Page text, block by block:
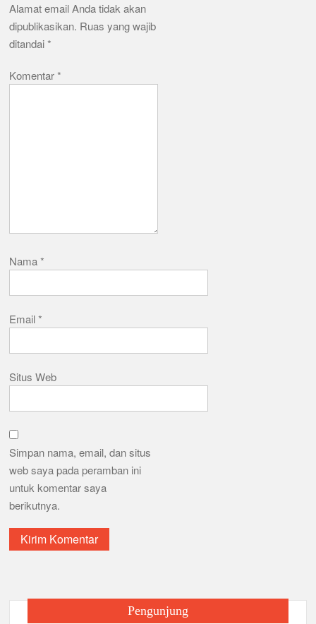
Alamat email Anda tidak akan
dipublikasikan. Ruas yang wajib
ditandai*
Komentar*
Nama*
Email*
Situs Web
Simpan nama, email, dan situs
web saya pada peramban ini
untuk komentar saya
berikutnya.
Pengunjung